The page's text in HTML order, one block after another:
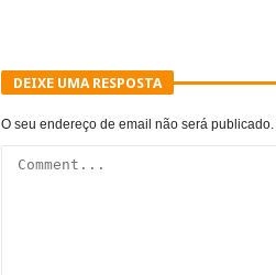
DEIXE UMA RESPOSTA
O seu endereço de email não será publicado.